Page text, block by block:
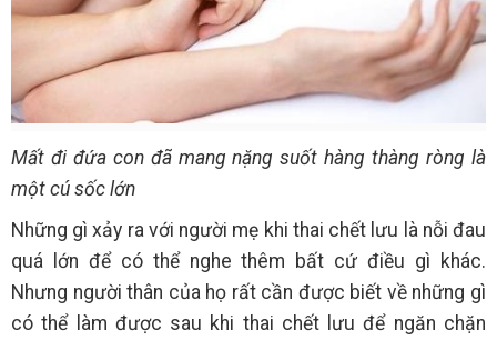
Mất đi đứa con đã mang nặng suốt hàng thàng ròng là
một cú sốc lớn
Những gì xảy ra với người mẹ khi thai chết lưu là nỗi đau
quá lớn để có thể nghe thêm bất cứ điều gì khác.
Nhưng người thân của họ rất cần được biết về những gì
có thể làm được sau khi thai chết lưu để ngăn chặn